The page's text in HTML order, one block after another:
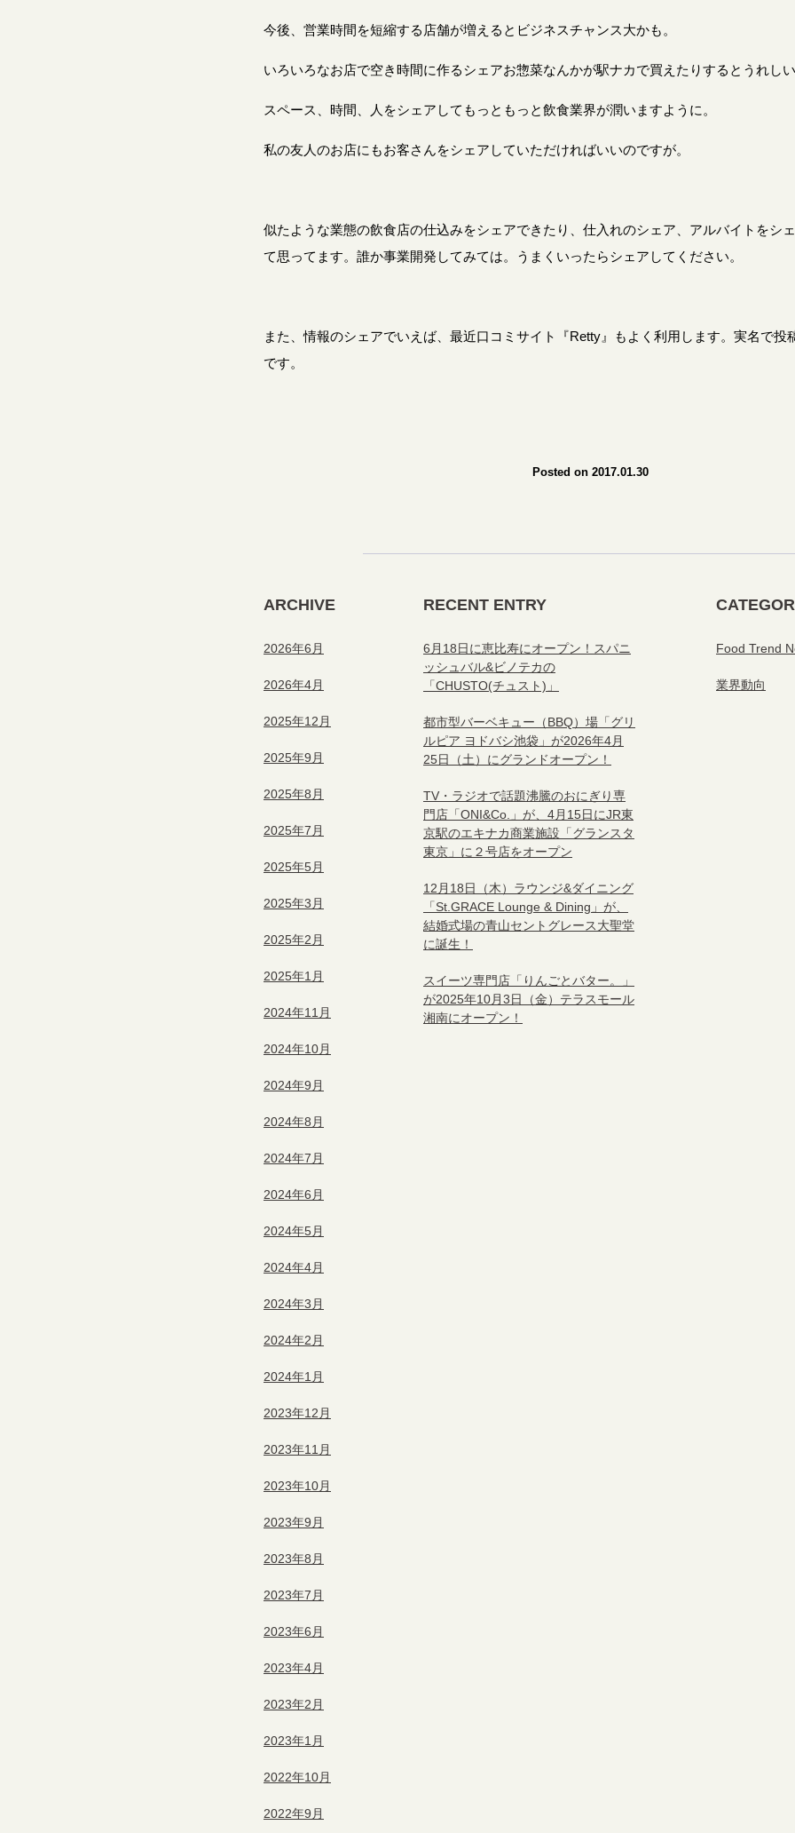
今後、営業時間を短縮する店舗が増えるとビジネスチャンス大かも。
いろいろなお店で空き時間に作るシェアお惣菜なんかが駅ナカで買えたりするとうれし
スペース、時間、人をシェアしてもっともっと飲食業界が潤いますように。
私の友人のお店にもお客さんをシェアしていただければいいのですが。
似たような業態の飲食店の仕込みをシェアできたり、仕入れのシェア、アルバイトをシ
て思ってます。誰か事業開発してみては。うまくいったらシェアしてください。
また、情報のシェアでいえば、最近口コミサイト『Retty』もよく利用します。実名で投
です。
Posted on 2017.01.30
ARCHIVE
2026年6月
2026年4月
2025年12月
2025年9月
2025年8月
2025年7月
2025年5月
2025年3月
2025年2月
2025年1月
2024年11月
2024年10月
2024年9月
2024年8月
2024年7月
2024年6月
2024年5月
2024年4月
2024年3月
2024年2月
2024年1月
2023年12月
2023年11月
2023年10月
2023年9月
2023年8月
2023年7月
2023年6月
2023年4月
2023年2月
2023年1月
2022年10月
2022年9月
RECENT ENTRY
6月18日に恵比寿にオープン！スパニ
ッシュバル&ビノテカの
「CHUSTO(チュスト)」
都市型バーベキュー（BBQ）場「グリ
ルピア ヨドバシ池袋」が2026年4月
25日（土）にグランドオープン！
TV・ラジオで話題沸騰のおにぎり専
門店「ONI&Co.」が、4月15日にJR東
京駅のエキナカ商業施設「グランスタ
東京」に２号店をオープン
12月18日（木）ラウンジ&ダイニング
「St.GRACE Lounge & Dining」が、
結婚式場の青山セントグレース大聖堂
に誕生！
スイーツ専門店「りんごとバター。」
が2025年10月3日（金）テラスモール
湘南にオープン！
Food Trend
業界動向